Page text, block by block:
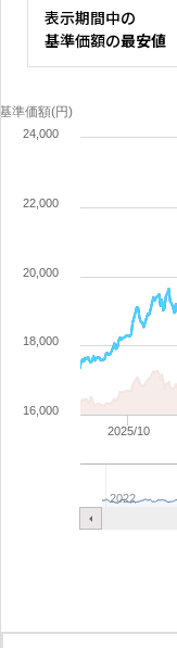
表示期間中の
基準価額の最安値
基準価額(円)
2025/10
2022
16,000
18,000
20,000
22,000
24,000